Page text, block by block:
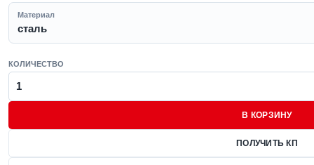
Материал
сталь
КОЛИЧЕСТВО
В КОРЗИНУ
ПОЛУЧИТЬ КП